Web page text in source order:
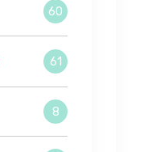
60
61
8